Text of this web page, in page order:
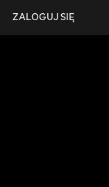
ZALOGUJ SIĘ